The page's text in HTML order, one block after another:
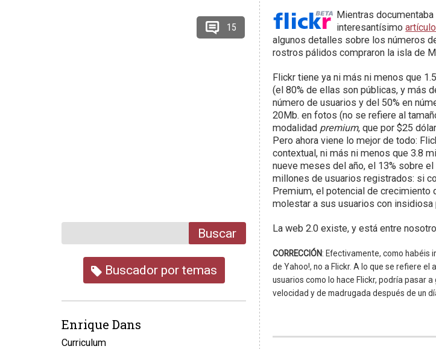
Mientras
interesantísimo
algunos detalles sobre los números
rostros pálidos compraron la isla de
Flickr tiene ya ni más ni menos que
(el 80% de ellas son públicas, y más
número de usuarios y del 50% en
20Mb. en fotos (no se refiere al
modalidad premium, que por $25
Pero ahora viene lo mejor de todo:
contextual, ni más ni menos que 3.8
nueve meses del año, el 13% sobre
millones de usuarios registrados: si
Premium, el potencial de
molestar a sus usuarios con insidiosa
La web 2.0 existe, y está entre
CORRECCIÓN: Efectivamente, como habéis
de Yahoo!, no a Flickr. A lo que se refiere
usuarios como lo hace Flickr, podría pasar
velocidad y de madrugada después de un
15
Buscar
Buscador por temas
Enrique Dans
Curriculum